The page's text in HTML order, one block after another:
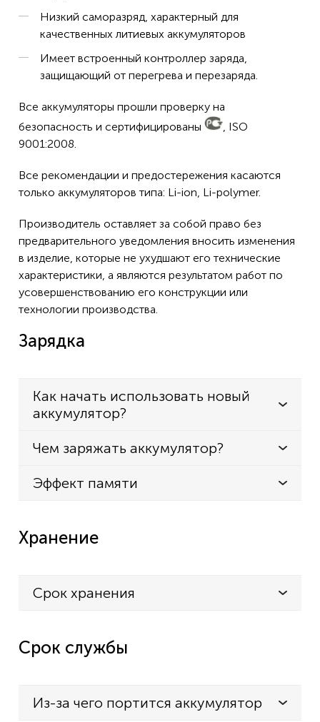
Низкий саморазряд, характерный для
качественных литиевых аккумуляторов
Имеет встроенный контроллер заряда,
защищающий от перегрева и перезаряда.
Все аккумуляторы прошли проверку на
безопасность и сертифицированы
, ISO
9001:2008.
Все рекомендации и предостережения касаются
только аккумуляторов типа: Li-ion, Li-polymer.
Производитель оставляет за собой право без
предварительного уведомления вносить изменения
в изделие, которые не ухудшают его технические
характеристики, а являются результатом работ по
усовершенствованию его конструкции или
технологии производства.
Зарядка
Как начать использовать новый
аккумулятор?
Чем заряжать аккумулятор?
Эффект памяти
Хранение
Срок хранения
Срок службы
Из-за чего портится аккумулятор